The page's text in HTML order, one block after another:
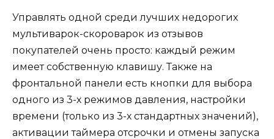
Управлять одной среди лучших недорогих
мультиварок-скороварок из отзывов
покупателей очень просто: каждый режим
имеет собственную клавишу. Также на
фронтальной панели есть кнопки для выбора
одного из 3-х режимов давления, настройки
времени (только из 3-х стандартных значений),
активации таймера отсрочки и отмены запуска